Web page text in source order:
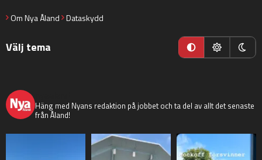
Om Nya Åland Dataskydd
Välj tema
Häng med Nyans redaktion på jobbet och ta del av allt det senaste
från Åland!